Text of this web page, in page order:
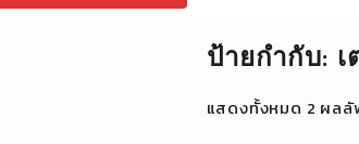
ป้ายกำกับ:
แสดงทั้งหมด 2 ผล